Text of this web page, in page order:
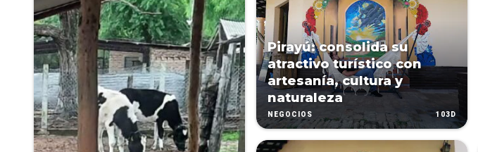
Pirayú: consolida su
atractivo turístico con
artesanía, cultura y
naturaleza
NEGOCIOS 103D